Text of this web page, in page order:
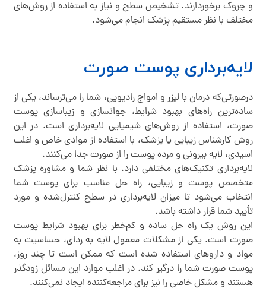
و چروک برخوردارند. تشخیص سطح و نیاز به استفاده از روش‌های
مختلف با نظر مستقیم پزشک انجام می‌شود.
لایه‌برداری پوست صورت
درصورتی‌که درمان با لیزر و امواج رادیویی، شما را می‌ترساند، یکی از
ساده‌ترین راه‌های بهبود شرایط، جوانسازی و زیباسازی پوست
صورت، استفاده از روش‌های شیمیایی لایه‌برداری است. در این
روش کارشناس زیبایی یا پزشک، با استفاده از موادی خاص و اغلب
اسیدی، لایه بیرونی و مرده پوست را از صورت جدا می‌کنند.
لایه‌برداری تکنیک‌های مختلفی دارد. با نظر شما و مشاوره پزشک
متخصص پوست و زیبایی، راه حل مناسب برای پوست شما
انتخاب می‌شود تا میزان لایه‌برداری در سطح کنترل‌شده و مورد
تأیید شما قرار داشته باشد.
این روش یک راه حل ساده و کم‌خطر برای بهبود شرایط پوست
صورت است. یکی از مشکلات معمول لایه به ردای، حساسیت به
مواد و دارو‌های استفاده شده است که ممکن است تا چند روز،
پوست صورت شما را درگیر کند. در اغلب موارد این مسائل زودگذر
هستند و مشکل خاصی را نیز برای مراجعه‌کننده ایجاد نمی‌کنند.